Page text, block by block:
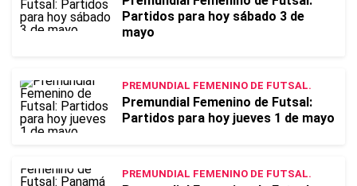
Partidos para hoy sábado 3 de
mayo
PREMUNDIAL FEMENINO DE FUTSAL.
Premundial Femenino de Futsal:
Partidos para hoy jueves 1 de mayo
PREMUNDIAL FEMENINO DE FUTSAL.